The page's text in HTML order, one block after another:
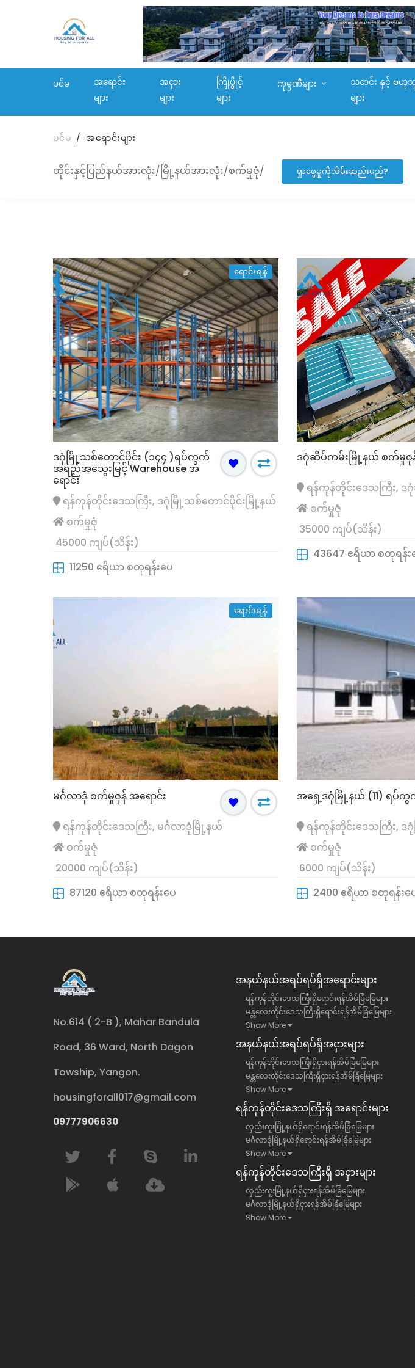
ပင်မ
အရောင်း
များ
အငှား
များ
ကြိုပွိုင့်
များ
ကုမ္ပဏီများ
သတင်း နှင့် ဗဟု
များ
ပင်မ အရောင်းများ
တိုင်းနှင့်ပြည်နယ်အားလုံး/မြို့နယ်အားလုံး/စက်မှုဇုံ/ ရှာဖွေမှုကိုသိမ်းဆည်းမည်?
ရောင်းရန်
ဒဂုံမြို့သစ်တောင်ပိုင်း (၁၄၄ )ရပ်ကွက်
အရည်အသွေးမြင့် Warehouse အ
ရောင်း
ရန်ကုန်တိုင်းဒေသကြီး, ဒဂုံမြို့သစ်တောင်ပိုင်းမြို့နယ်
စက်မှုဇုံ
45000 ကျပ်(သိန်း)
11250 ဧရိယာ စတုရန်းပေ
ဒဂုံဆိပ်ကမ်းမြို့နယ် စက်မှုဇု
ရန်ကုန်တိုင်းဒေသကြီး,
စက်မှုဇုံ
35000 ကျပ်(သိန်း)
43647 ဧရိယာ စတုရန်း
ရောင်းရန်
မင်္ဂလာဒုံ စက်မှုဇုန် အရောင်း
ရန်ကုန်တိုင်းဒေသကြီး, မင်္ဂလာဒုံမြို့နယ်
စက်မှုဇုံ
20000 ကျပ်(သိန်း)
87120 ဧရိယာ စတုရန်းပေ
အရှေ့ဒဂုံမြို့နယ် (11) ရပ်
ရန်ကုန်တိုင်းဒေသကြီး,
စက်မှုဇုံ
6000 ကျပ်(သိန်း)
2400 ဧရိယာ စတုရန်းပ
ရောင်းရန်
၄၀) ရပ်ကွက် လုံးချင်းအိမ် အ
သကြီး, ဒဂုံမြို့သစ်မြောက်ပိုင်း
ရေပန်းအစားဆုံး ရောင်းရန်
မြောက်ဒဂုံ (41)ရပ်ကွက် လမ်းမတန်း ထောင့်
ရန်ကုန်တိုင်းဒေသကြီး, ဒဂုံမြို့သစ်မြောက်ပိုင်း
39500 ကျပ်(သိန်း)
မြောက်ဒဂုံ
အရောင်း
No.614 ( 2-B ), Mahar Bandula
Road, 36 Ward, North Dagon
Towship, Yangon.
housingforall017@gmail.com
09777906630
အနယ်နယ်အရပ်ရပ်ရှိအရောင်းများ
ရန်ကုန်တိုင်းဒေသကြီးရှိရောင်းရန်အိမ်ခြံမြေများ
မန္တလေးတိုင်းဒေသကြီးရှိရောင်းရန်အိမ်ခြံမြေများ
Show More
အနယ်နယ်အရပ်ရပ်ရှိအငှားများ
ရန်ကုန်တိုင်းဒေသကြီးရှိငှားရန်အိမ်ခြံမြေများ
မန္တလေးတိုင်းဒေသကြီးရှိငှားရန်အိမ်ခြံမြေများ
Show More
ရန်​ကုန်တိုင်းဒေသကြီး​ရှိ အရောင်းများ
လှည်းကူးမြို့နယ်ရှိရောင်းရန်အိမ်ခြံမြေများ
မင်္ဂလာဒုံမြို့နယ်ရှိရောင်းရန်အိမ်ခြံမြေများ
Show More
ရန်​ကုန်တိုင်းဒေသကြီး​ရှိ အငှားများ
လှည်းကူးမြို့နယ်ရှိငှားရန်အိမ်ခြံမြေများ
မင်္ဂလာဒုံမြို့နယ်ရှိငှားရန်အိမ်ခြံမြေများ
Show More